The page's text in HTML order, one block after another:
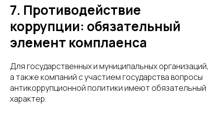
7. Противодействие
коррупции: обязательный
элемент комплаенса
Для государственных и муниципальных организаций,
а также компаний с участием государства вопросы
антикоррупционной политики имеют обязательный
характер.